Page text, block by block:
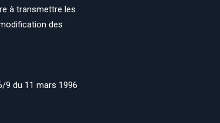
à transmettre les
des
9 du 11 mars 1996